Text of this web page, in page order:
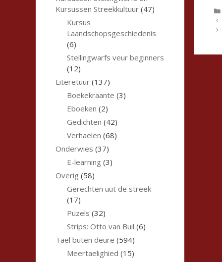
Kursussen Streekkultuur (47)
Kursus
Laandschopsgeschiedenis
(6)
Stellingwarfs veur beginners
(12)
Literetuur (137)
Boekekraante (3)
Eboeken (2)
Gedichten (42)
Verhaelen (68)
Onderwies (37)
E-learning (3)
Overig (58)
Gerechten uut de streek
(17)
Puzels (32)
Strips: Otto van Buil (6)
Tael buten deure (594)
Meertaelighied (15)